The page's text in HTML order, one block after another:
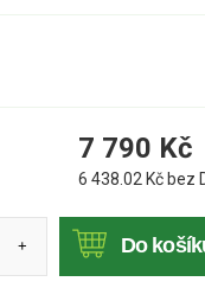
7 790 Kč
6 438.02 Kč bez
+ Do